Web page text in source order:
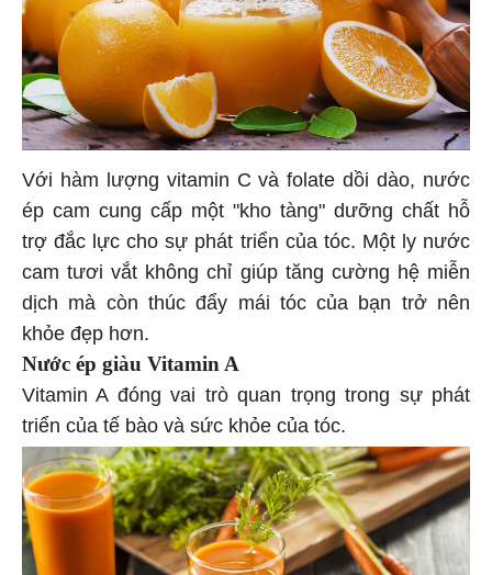
Với hàm lượng vitamin C và folate dồi dào, nước
ép cam cung cấp một "kho tàng" dưỡng chất hỗ
trợ đắc lực cho sự phát triển của tóc. Một ly nước
cam tươi vắt không chỉ giúp tăng cường hệ miễn
dịch mà còn thúc đẩy mái tóc của bạn trở nên
khỏe đẹp hơn.
Nước ép giàu Vitamin A
Vitamin A đóng vai trò quan trọng trong sự phát
triển của tế bào và sức khỏe của tóc.